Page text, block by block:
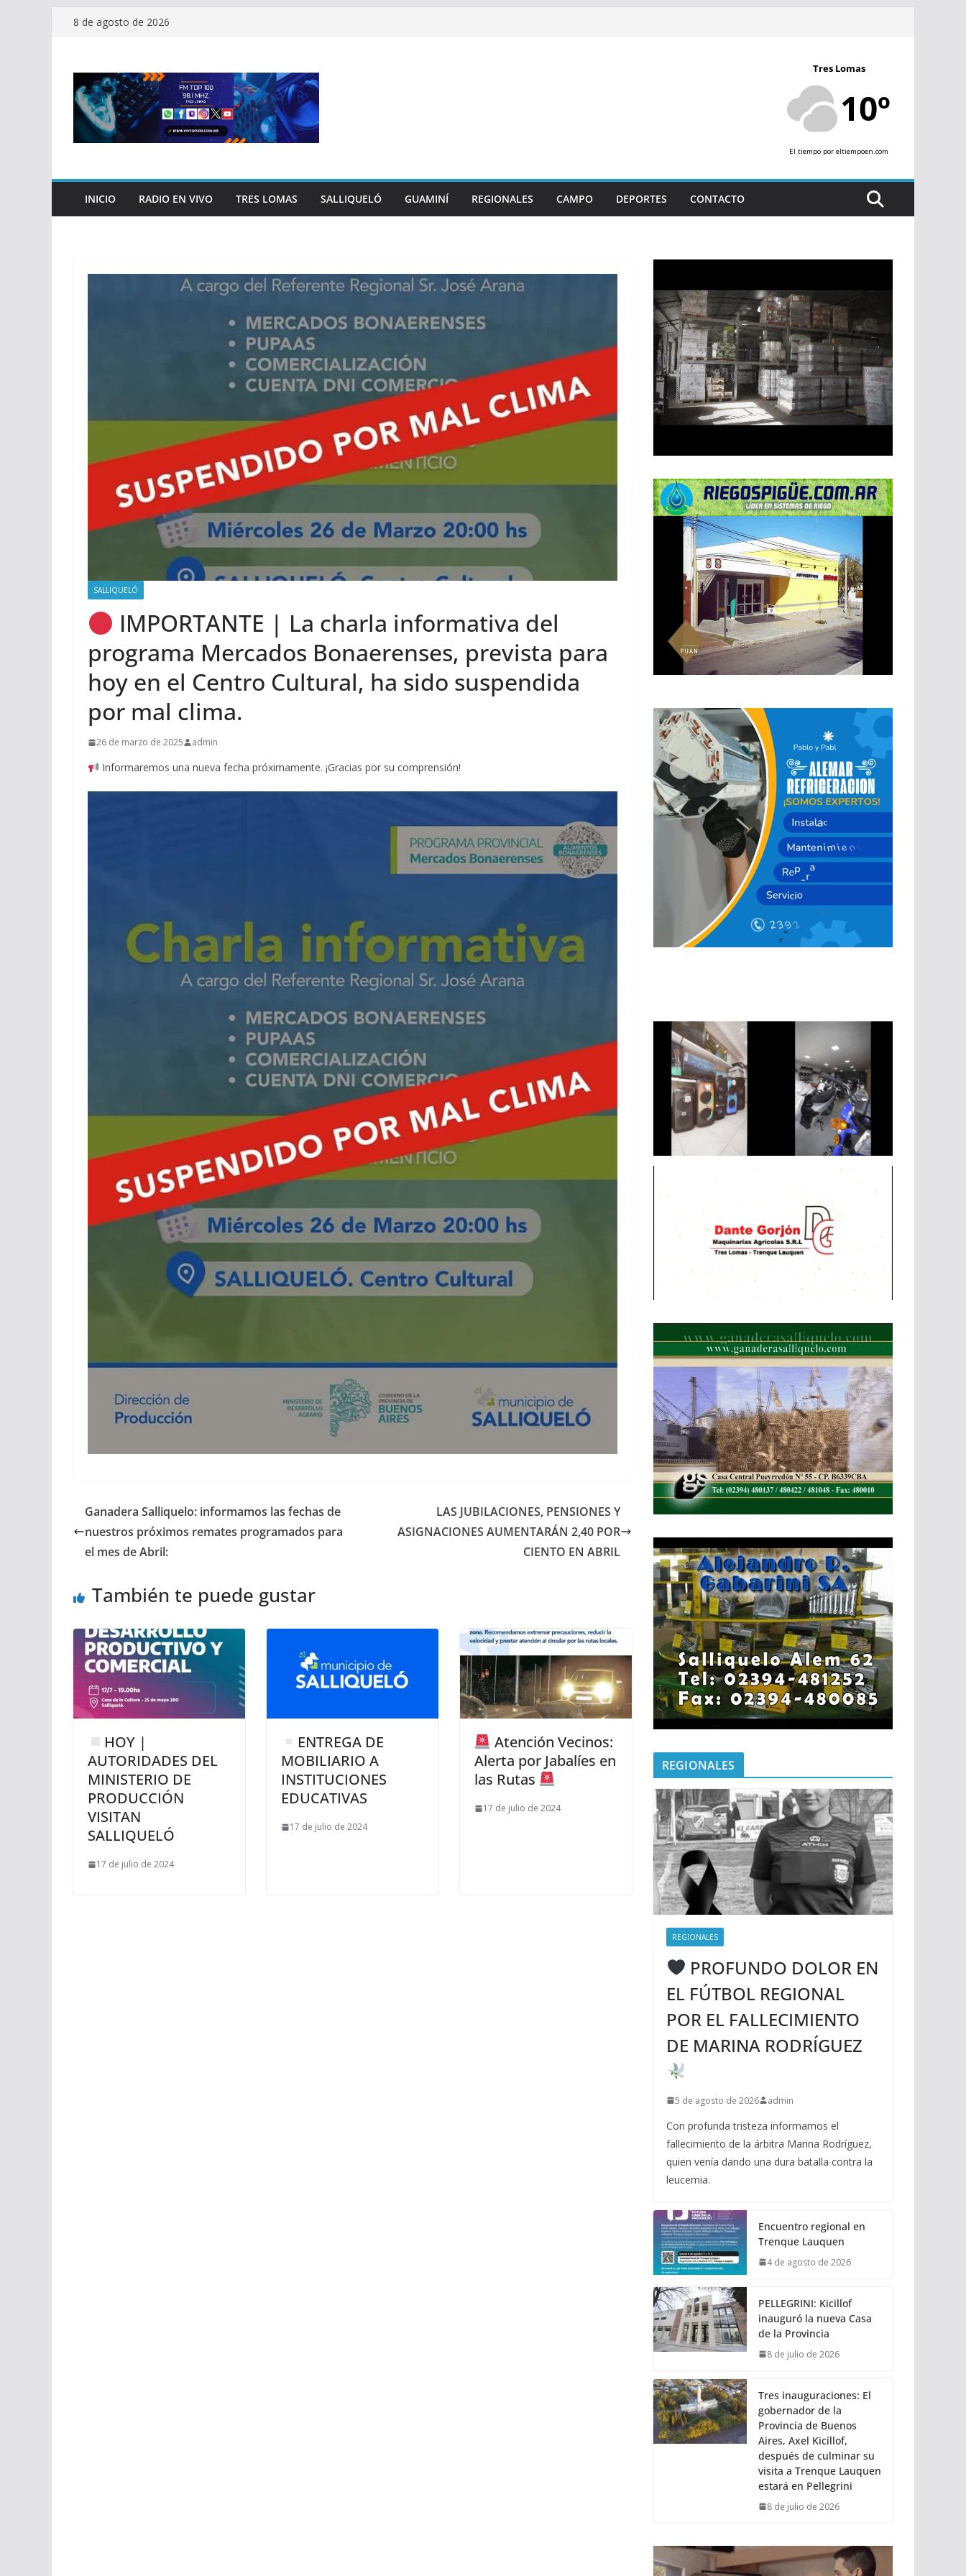
Saltar8 de agosto de 2026
Tres Lomas
10º
El tiempo por eltiempoen.com
INICIO RADIO EN VIVO TRES LOMAS SALLIQUELÓ GUAMINÍ REGIONALES CAMPO DEPORTES CONTACTO
SALLIQUELÓ
IMPORTANTE | La charla informativa del
programa Mercados Bonaerenses, prevista para
hoy en el Centro Cultural, ha sido suspendida
por mal clima.
26 de marzo de 2025 admin
Informaremos una nueva fecha próximamente. ¡Gracias por su comprensión!
Ganadera Salliquelo: informamos las fechas de
nuestros próximos remates programados para
el mes de Abril:
LAS JUBILACIONES, PENSIONES Y
ASIGNACIONES AUMENTARÁN 2,40 POR
CIENTO EN ABRIL
También te puede gustar
HOY |
AUTORIDADES DEL
MINISTERIO DE
PRODUCCIÓN
VISITAN
SALLIQUELÓ
17 de julio de 2024
ENTREGA DE
MOBILIARIO A
INSTITUCIONES
EDUCATIVAS
17 de julio de 2024
Atención Vecinos:
Alerta por Jabalíes en
las Rutas
17 de julio de 2024
REGIONALES
REGIONALES
PROFUNDO DOLOR EN
EL FÚTBOL REGIONAL
POR EL FALLECIMIENTO
DE MARINA RODRÍGUEZ
5 de agosto de 2026 admin
Con profunda tristeza informamos el
fallecimiento de la árbitra Marina Rodríguez,
quien venía dando una dura batalla contra la
leucemia.
Encuentro regional en
Trenque Lauquen
4 de agosto de 2026
PELLEGRINI: Kicillof
inauguró la nueva Casa
de la Provincia
8 de julio de 2026
Tres inauguraciones: El
gobernador de la
Provincia de Buenos
Aires, Axel Kicillof,
después de culminar su
visita a Trenque Lauquen
estará en Pellegrini
8 de julio de 2026